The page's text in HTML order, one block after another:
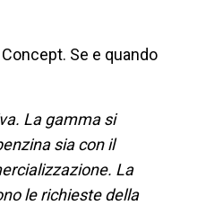
Se e quando
La gamma si
sia con il
La
le richieste della